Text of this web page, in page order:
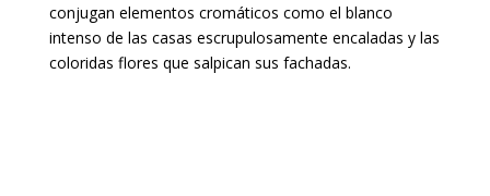
conjugan elementos cromáticos como el blanco
intenso de las casas escrupulosamente encaladas y las
coloridas flores que salpican sus fachadas.